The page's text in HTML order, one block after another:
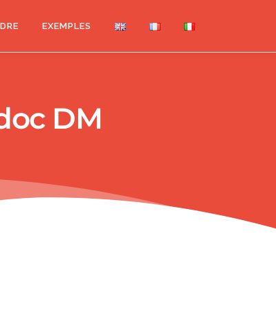
EXEMPLES
DM